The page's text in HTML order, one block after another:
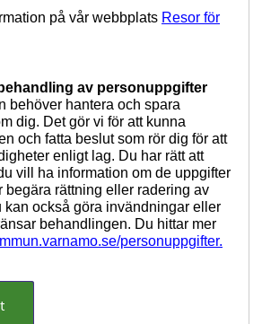
på vår webbplats Resor för
av personuppgifter
behöver hantera och spara
dig. Det gör vi för att kunna
och fatta beslut som rör dig för att
enligt lag. Du har rätt att
vill ha information om de uppgifter
begära rättning eller radering av
kan också göra invändningar eller
behandlingen. Du hittar mer
personuppgifter.